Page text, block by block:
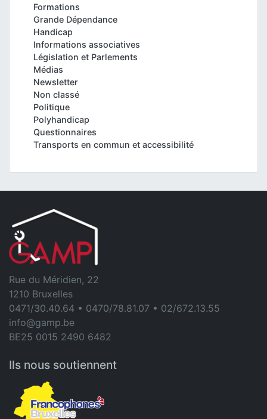
Formations
Grande Dépendance
Handicap
Informations associatives
Législation et Parlements
Médias
Newsletter
Non classé
Politique
Polyhandicap
Questionnaires
Transports en commun et accessibilité
Rue du Méridien, 22
1210 Bruxelles
0471/30.40.64 • 0470/78.81.07 • 02/672.13.55
info@gamp.be
BE25 0015 2490 6482
Ils nous soutiennent